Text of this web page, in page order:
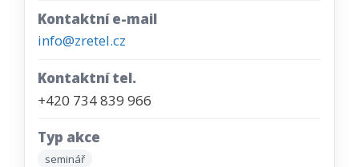
Kontaktní e-mail
info@zretel.cz
Kontaktní tel.
+420 734 839 966
Typ akce
seminář